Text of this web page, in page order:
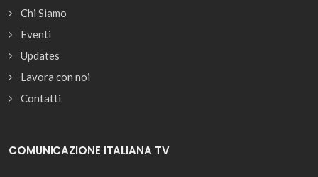
Chi Siamo
Eventi
Updates
Lavora con noi
Contatti
COMUNICAZIONE ITALIANA TV